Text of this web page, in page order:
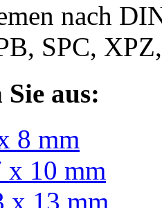
nach
SPC,
aus:
8 mm
x 10 mm
x 13 mm